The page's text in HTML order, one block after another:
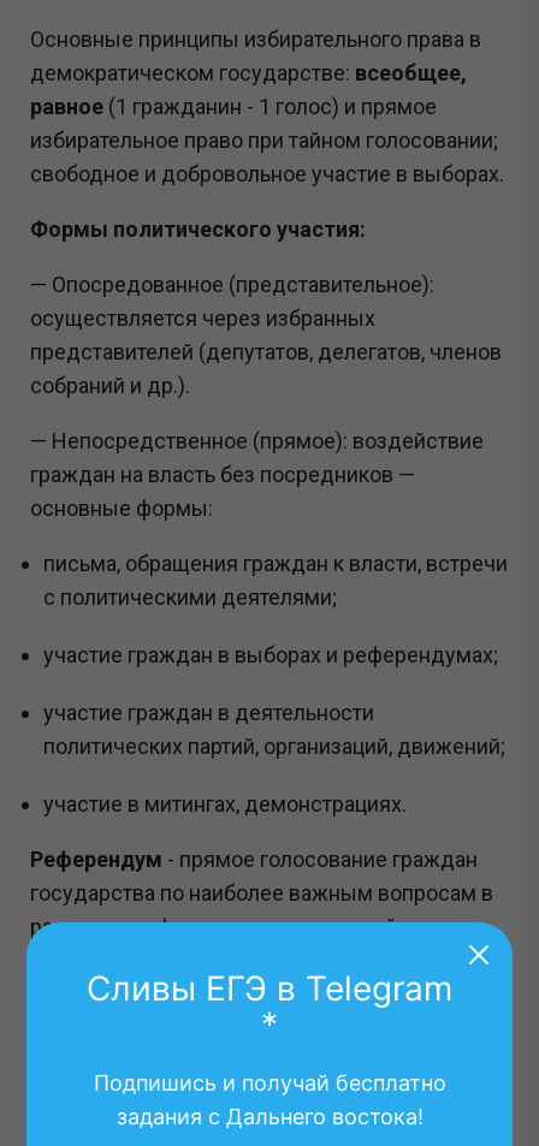
Основные принципы избирательного права в
демократическом государстве: всеобщее,
равное (1 гражданин - 1 голос) и прямое
избирательное право при тайном голосовании;
свободное и добровольное участие в выборах.
Формы политического участия:
— Опосредованное (представительное):
осуществляется через избранных
представителей (депутатов, делегатов, членов
собраний и др.).
— Непосредственное (прямое): воздействие
граждан на власть без посредников —
основные формы:
письма, обращения граждан к власти, встречи
с политическими деятелями;
участие граждан в выборах и референдумах;
участие граждан в деятельности
политических партий, организаций, движений;
участие в митингах, демонстрациях.
Референдум - прямое голосование граждан
государства по наиболее важным вопросам в
различных сферах государственной и
Решения, принятые на референдуме, обладают
утверждении каким-либо органом
государственной власти.
Сливы ЕГЭ в Telegram
*
Подпишись и получай бесплатно
задания с Дальнего востока!